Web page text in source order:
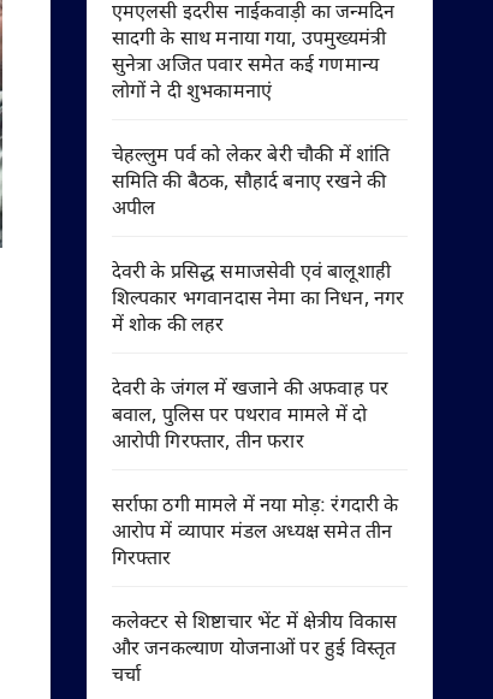
एमएलसी इदरीस नाईकवाड़ी का जन्मदिन
सादगी के साथ मनाया गया, उपमुख्यमंत्री
सुनेत्रा अजित पवार समेत कई गणमान्य
लोगों ने दी शुभकामनाएं
चेहल्लुम पर्व को लेकर बेरी चौकी में शांति
समिति की बैठक, सौहार्द बनाए रखने की
अपील
देवरी के प्रसिद्ध समाजसेवी एवं बालूशाही
शिल्पकार भगवानदास नेमा का निधन, नगर
में शोक की लहर
देवरी के जंगल में खजाने की अफवाह पर
बवाल, पुलिस पर पथराव मामले में दो
आरोपी गिरफ्तार, तीन फरार
सर्राफा ठगी मामले में नया मोड़: रंगदारी के
आरोप में व्यापार मंडल अध्यक्ष समेत तीन
गिरफ्तार
कलेक्टर से शिष्टाचार भेंट में क्षेत्रीय विकास
और जनकल्याण योजनाओं पर हुई विस्तृत
चर्चा